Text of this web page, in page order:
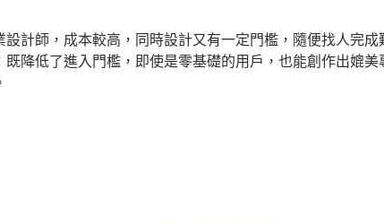
計師，成本較高，同時設計又有一定門檻，隨便找人完
降低了進入門檻，即使是零基礎的用戶，也能創作出媲